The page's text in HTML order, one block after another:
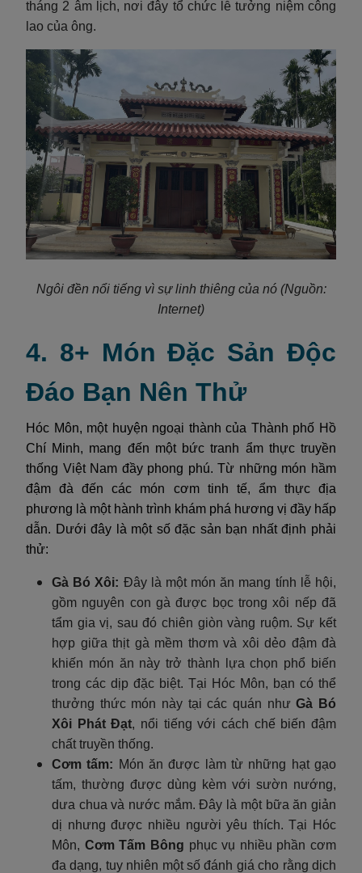
tháng 2 âm lịch, nơi đây tổ chức lễ tưởng niệm công
lao của ông.
Ngôi đền nổi tiếng vì sự linh thiêng của nó (Nguồn:
Internet)
4. 8+ Món Đặc Sản Độc
Đáo Bạn Nên Thử
Hóc Môn, một huyện ngoại thành của Thành phố Hồ
Chí Minh, mang đến một bức tranh ẩm thực truyền
thống Việt Nam đầy phong phú. Từ những món hầm
đậm đà đến các món cơm tinh tế, ẩm thực địa
phương là một hành trình khám phá hương vị đầy hấp
dẫn. Dưới đây là một số đặc sản bạn nhất định phải
thử:
Gà Bó Xôi: Đây là một món ăn mang tính lễ hội,
gồm nguyên con gà được bọc trong xôi nếp đã
tẩm gia vị, sau đó chiên giòn vàng ruộm. Sự kết
hợp giữa thịt gà mềm thơm và xôi dẻo đậm đà
khiến món ăn này trở thành lựa chọn phổ biến
trong các dịp đặc biệt. Tại Hóc Môn, bạn có thể
thưởng thức món này tại các quán nhưGà Bó
Xôi Phát Đạt, nổi tiếng với cách chế biến đậm
chất truyền thống.
Cơm tấm: Món ăn được làm từ những hạt gạo
tấm, thường được dùng kèm với sườn nướng,
dưa chua và nước mắm. Đây là một bữa ăn giản
dị nhưng được nhiều người yêu thích. Tại Hóc
Môn, Cơm Tấm Bông phục vụ nhiều phần cơm
đa dạng, tuy nhiên một số đánh giá cho rằng dịch